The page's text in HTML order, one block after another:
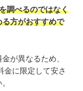
調べるのではなく
方がおすすめで
が異なるため、
金に限定して安さ